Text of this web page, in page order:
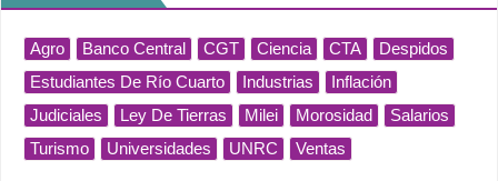
Agro Banco Central CGT Ciencia CTA
Despidos
Estudiantes De Río Cuarto
Industrias
Inflación
Judiciales
Ley De Tierras Milei Morosidad
Salarios
Turismo
Universidades UNRC Ventas